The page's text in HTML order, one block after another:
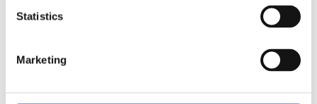
Statistics
Marketing
news, per i numerosi progetti internazionali volti
panorama, lo European Digital Media